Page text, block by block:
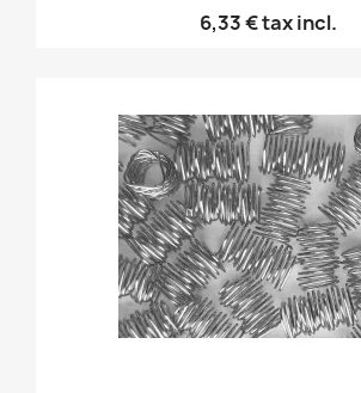
6,33 €tax incl.